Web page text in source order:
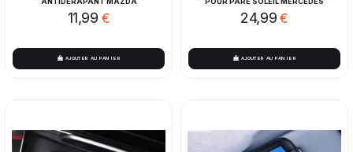
11,99 €
AJOUTER AU PANIER
24,99 €
AJOUTER AU PANIER